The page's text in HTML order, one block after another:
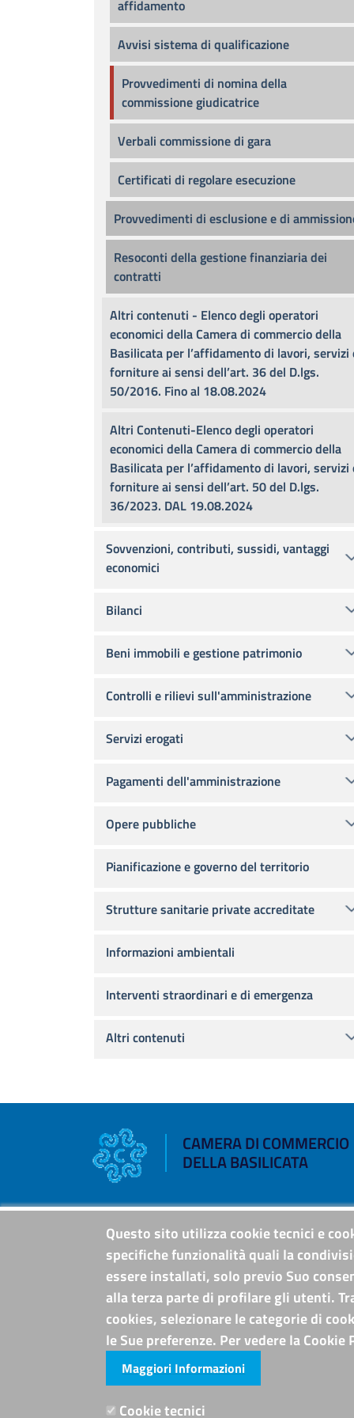
affidamento
Avvisi sistema di qualificazione
Provvedimenti di nomina della
commissione giudicatrice
Verbali commissione di gara
Certificati di regolare esecuzione
Provvedimenti di esclusione e di
Resoconti della gestione finanziaria dei
contratti
Altri contenuti - Elenco degli operatori
economici della Camera di commercio della
Basilicata per l’affidamento di lavori, servizi
forniture ai sensi dell’art. 36 del D.lgs.
50/2016. Fino al 18.08.2024
Altri Contenuti-Elenco degli operatori
economici della Camera di commercio della
Basilicata per l’affidamento di lavori, servizi
forniture ai sensi dell’art. 50 del D.lgs.
36/2023. DAL 19.08.2024
Sovvenzioni, contributi, sussidi, vantaggi
economici
Bilanci
Beni immobili e gestione patrimonio
Controlli e rilievi sull'amministrazione
Servizi erogati
Pagamenti dell'amministrazione
Opere pubbliche
Pianificazione e governo del territorio
Strutture sanitarie private accreditate
Informazioni ambientali
Interventi straordinari e di emergenza
Altri contenuti
CAMERA DI COMMERCIO
DELLA BASILICATA
Riferimenti
Sede Legale: Corso XVIII Agosto, 34 - 85100
Potenza
Sede Secondaria: Via Lucana, 82 - 75100
Matera
Tel. Sede Legale: 0971/412111
Tel. Sede Secondaria: 0835/338411
C.F./P.IVA: 02019590765
Codi. univoco ufficio fatt. elettronica:
PEC
Questo sito utilizza cookie tecnici e
specifiche funzionalità quali la
essere installati, solo previo Suo
alla terza parte di profilare gli utenti.
cookies, selezionare le categorie di
le Sue preferenze. Per vedere la
Maggiori Informazioni
Cookie tecnici